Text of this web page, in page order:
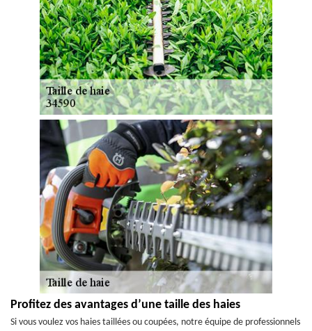
Profitez des avantages d’une taille des haies
Si vous voulez vos haies taillées ou coupées, notre équipe de professionnels